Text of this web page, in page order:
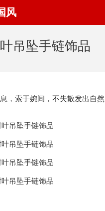
风
吊坠手链饰品
索于婉间，不失散发出自